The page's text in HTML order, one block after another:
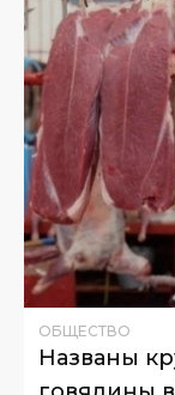
ОБЩЕСТВО
Названы